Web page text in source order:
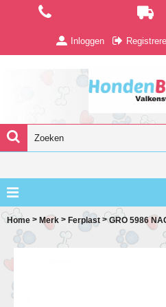
Inloggen
Home > Merk > Ferplast >GRO 5986